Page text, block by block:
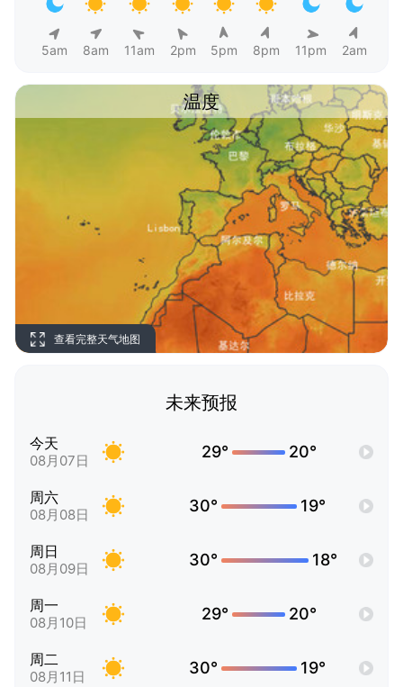
5am 8am 11am 2pm 5pm 8pm 11pm 2am
温度
查看完整天气地图
未来预报
今天
08月07日 29° 20°
周六
08月08日 30° 19°
周日
08月09日 30° 18°
周一
08月10日 29° 20°
周二
08月11日 30° 19°